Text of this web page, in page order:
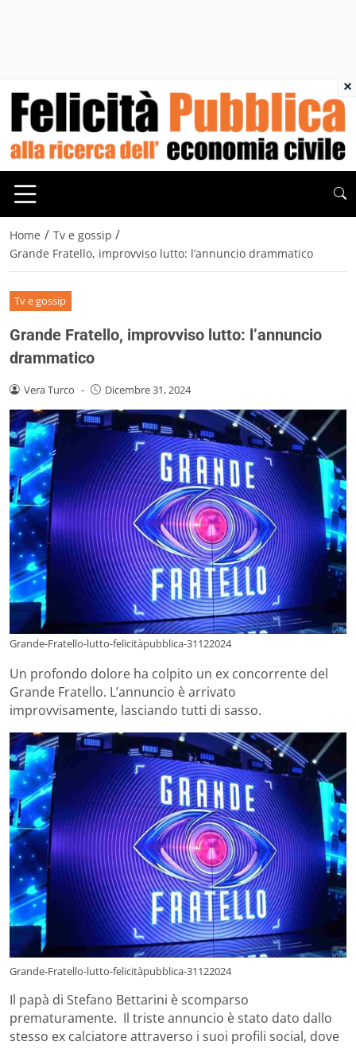
Home / Tv e gossip /
Grande Fratello, improvviso lutto: l’annuncio drammatico
Tv e gossip
Grande Fratello, improvviso lutto: l’annuncio
drammatico
Vera Turco - Dicembre 31, 2024
Grande-Fratello-lutto-felicitàpubblica-31122024
Un profondo dolore ha colpito un ex concorrente del
Grande Fratello. L’annuncio è arrivato
improvvisamente, lasciando tutti di sasso.
Grande-Fratello-lutto-felicitàpubblica-31122024
Il papà di Stefano Bettarini è scomparso
prematuramente. Il triste annuncio è stato dato dallo
stesso ex calciatore attraverso i suoi profili social, dove
×